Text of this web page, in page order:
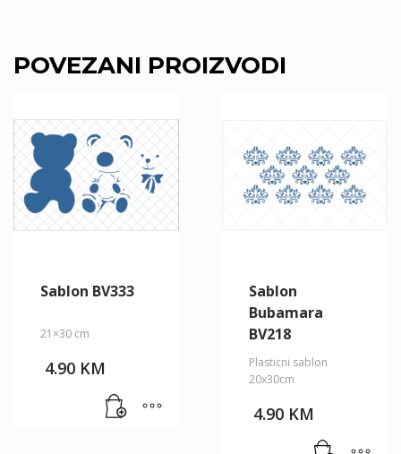
POVEZANI PROIZVODI
Sablon BV333
21×30 cm
4.90 KM
Sablon
Bubamara
BV218
Plasticni sablon
20x30cm
4.90 KM